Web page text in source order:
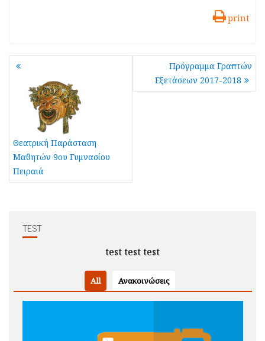
print
Πλοήγηση
άρθρων
Θεατρική Παράσταση
Μαθητών 9ου Γυμνασίου
Πειραιά
Πρόγραμμα Γραπτών
Εξετάσεων 2017-2018
TEST
test test test
All Ανακοινώσεις